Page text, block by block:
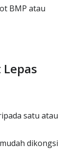
BMP atau
satu atau
dikongsi